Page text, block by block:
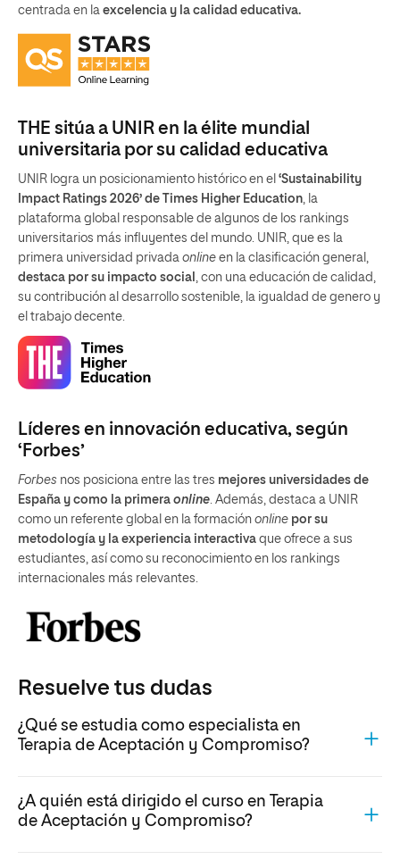
centrada en la excelencia y la calidad educativa.
THE sitúa a UNIR en la élite mundial
universitaria por su calidad educativa
UNIR logra un posicionamiento histórico en el ‘Sustainability
Impact Ratings 2026’ de Times Higher Education, la
plataforma global responsable de algunos de los rankings
universitarios más influyentes del mundo. UNIR, que es la
primera universidad privada online en la clasificación general,
destaca por su impacto social , con una educación de calidad,
su contribución al desarrollo sostenible, la igualdad de genero y
el trabajo decente.
Líderes en innovación educativa, según
‘Forbes’
Forbes nos posiciona entre las tres mejores universidades de
España y como la primera online . Además, destaca a UNIR
como un referente global en la formación online por su
metodología y la experiencia interactiva que ofrece a sus
estudiantes, así como su reconocimiento en los rankings
internacionales más relevantes.
Resuelve tus dudas
¿Qué se estudia como especialista en
Terapia de Aceptación y Compromiso?
¿A quién está dirigido el curso en Terapia
de Aceptación y Compromiso?